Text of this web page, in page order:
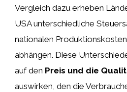
Vergleich dazu erheben
USA unterschiedliche
nationalen
abhängen. Diese
auf den Preis und die
auswirken, den die